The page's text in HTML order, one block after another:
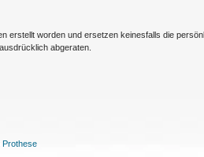
erstellt worden und ersetzen keinesfalls die
abgeraten.
Prothese